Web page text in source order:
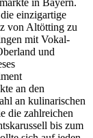
in Bayern.
einzigartige
von Altötting zu
mit Vokal-
und
an den
an kulinarischen
die zahlreichen
bis zum